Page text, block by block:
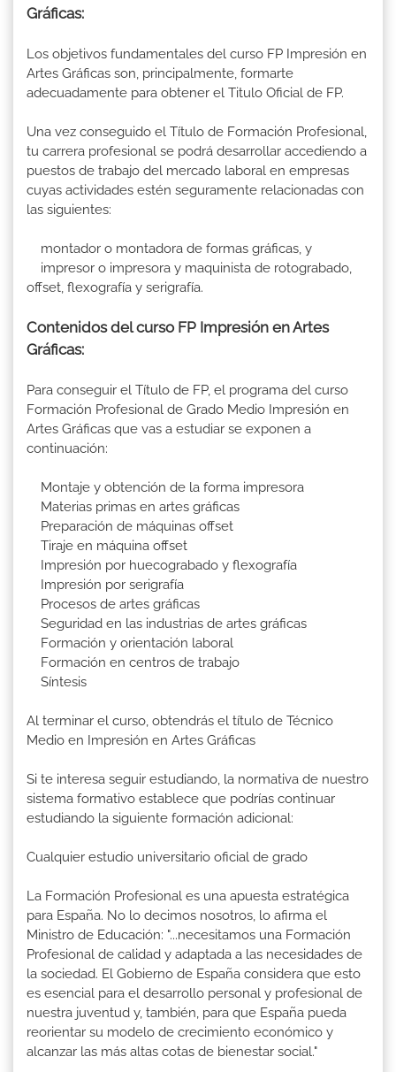
Gráficas:
Los objetivos fundamentales del curso FP Impresión en
Artes Gráficas son, principalmente, formarte
adecuadamente para obtener el Titulo Oficial de FP.
Una vez conseguido el Título de Formación Profesional,
tu carrera profesional se podrá desarrollar accediendo a
puestos de trabajo del mercado laboral en empresas
cuyas actividades estén seguramente relacionadas con
las siguientes:
montador o montadora de formas gráficas, y
impresor o impresora y maquinista de rotograbado,
offset, flexografía y serigrafía.
Contenidos del curso FP Impresión en Artes
Gráficas:
Para conseguir el Título de FP, el programa del curso
Formación Profesional de Grado Medio Impresión en
Artes Gráficas que vas a estudiar se exponen a
continuación:
Montaje y obtención de la forma impresora
Materias primas en artes gráficas
Preparación de máquinas offset
Tiraje en máquina offset
Impresión por huecograbado y flexografía
Impresión por serigrafía
Procesos de artes gráficas
Seguridad en las industrias de artes gráficas
Formación y orientación laboral
Formación en centros de trabajo
Síntesis
Al terminar el curso, obtendrás el título de Técnico
Medio en Impresión en Artes Gráficas
Si te interesa seguir estudiando, la normativa de nuestro
sistema formativo establece que podrías continuar
estudiando la siguiente formación adicional:
Cualquier estudio universitario oficial de grado
La Formación Profesional es una apuesta estratégica
para España. No lo decimos nosotros, lo afirma el
Ministro de Educación: "...necesitamos una Formación
Profesional de calidad y adaptada a las necesidades de
la sociedad. El Gobierno de España considera que esto
es esencial para el desarrollo personal y profesional de
nuestra juventud y, también, para que España pueda
reorientar su modelo de crecimiento económico y
alcanzar las más altas cotas de bienestar social."